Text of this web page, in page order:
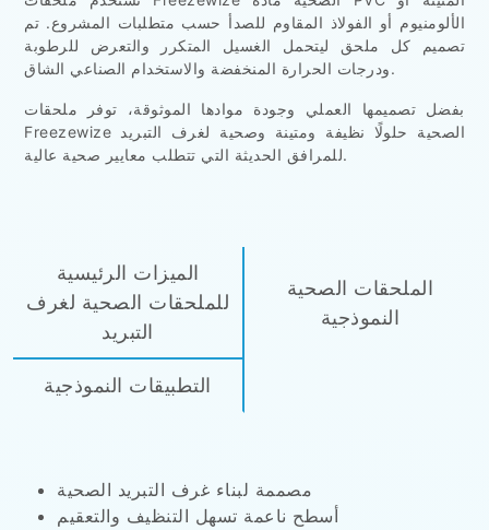
الألومنيوم أو الفولاذ المقاوم للصدأ حسب متطلبات المشروع. تم
تصميم كل ملحق ليتحمل الغسيل المتكرر والتعرض للرطوبة
ودرجات الحرارة المنخفضة والاستخدام الصناعي الشاق.
بفضل تصميمها العملي وجودة موادها الموثوقة، توفر ملحقات
Freezewize الصحية حلولًا نظيفة ومتينة وصحية لغرف التبريد
للمرافق الحديثة التي تتطلب معايير صحية عالية.
الميزات الرئيسية
للملحقات الصحية لغرف
التبريد
الملحقات الصحية
النموذجية
التطبيقات النموذجية
مصممة لبناء غرف التبريد الصحية
أسطح ناعمة تسهل التنظيف والتعقيم